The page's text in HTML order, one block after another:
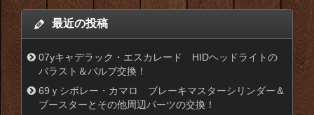
最近の投稿
07yキャデラック・エスカレード HIDヘッドライトの
バラスト＆バルブ交換！
69ｙシボレー・カマロ ブレーキマスターシリンダー＆
ブースターとその他周辺パーツの交換！